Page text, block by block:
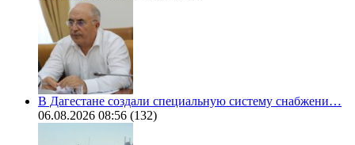
В Дагестане создали специальную систему снабжени…
06.08.2026 08:56 (132)